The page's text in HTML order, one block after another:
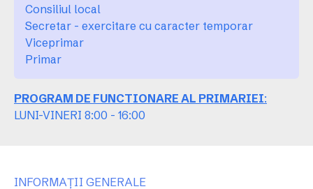
Consiliul local
Secretar - exercitare cu caracter temporar
Viceprimar
Primar
PROGRAM DE FUNCTIONARE AL PRIMARIEI:
LUNI-VINERI 8:00 - 16:00
INFORMAȚII GENERALE